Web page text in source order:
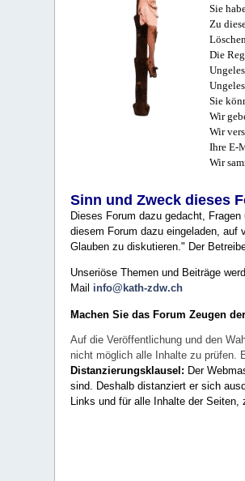
Sie
Zu
Die
Sie
Wir
Wir
Ihre E-
Wir
Sinn und Zweck dieses
Dieses Forum dazu gedacht,
diesem Forum dazu eingeladen, auf
Glauben zu diskutieren." Der
Unseriöse Themen und Beiträge
Mail info@kath-zdw.ch
Machen Sie das Forum Zeugen
Auf die Veröffentlichung und den
nicht möglich alle Inhalte zu prüfen.
Distanzierungsklausel: Der
sind. Deshalb distanziert er sich
Links und für alle Inhalte der Seiten,